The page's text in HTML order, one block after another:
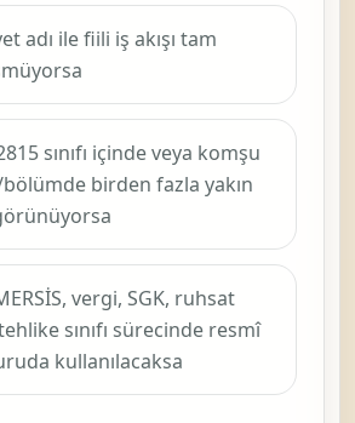
adı ile fiili iş akışı tam
sınıfı içinde veya komşu
birden fazla yakın
vergi, SGK, ruhsat
sınıfı sürecinde resmî
kullanılacaksa